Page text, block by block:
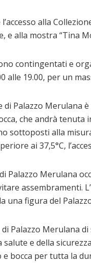
alla
alla mostra “Tina
contingentati e
alle 19.00, per un
di Palazzo
che andrà
sottoposti alla
ai 37,5°C,
Palazzo Merulana
assembramenti.
una figura del
Palazzo Merulana
e della
bocca per tutta la